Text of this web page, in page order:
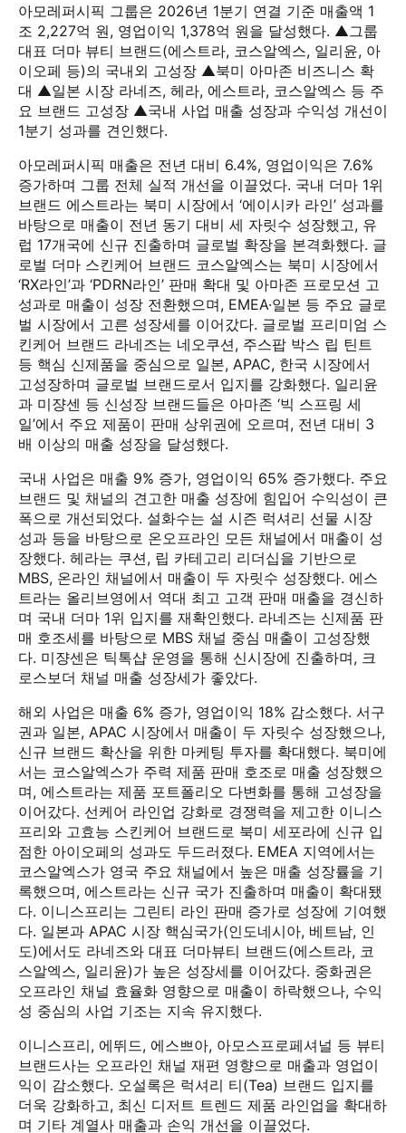
아모레퍼시픽 그룹은 2026년 1분기 연결 기준 매출액 1
조 2,227억 원, 영업이익 1,378억 원을 달성했다. ▲그룹
대표 더마 뷰티 브랜드(에스트라, 코스알엑스, 일리윤, 아
이오페 등)의 국내외 고성장 ▲북미 아마존 비즈니스 확
대 ▲일본 시장 라네즈, 헤라, 에스트라, 코스알엑스 등 주
요 브랜드 고성장 ▲국내 사업 매출 성장과 수익성 개선이
1분기 성과를 견인했다.
아모레퍼시픽 매출은 전년 대비 6.4%, 영업이익은 7.6%
증가하며 그룹 전체 실적 개선을 이끌었다. 국내 더마 1위
브랜드 에스트라는 북미 시장에서 ‘에이시카 라인’ 성과를
바탕으로 매출이 전년 동기 대비 세 자릿수 성장했고, 유
럽 17개국에 신규 진출하며 글로벌 확장을 본격화했다. 글
로벌 더마 스킨케어 브랜드 코스알엑스는 북미 시장에서
‘RX라인’과 ‘PDRN라인’ 판매 확대 및 아마존 프로모션 고
성과로 매출이 성장 전환했으며, EMEA·일본 등 주요 글로
벌 시장에서 고른 성장세를 이어갔다. 글로벌 프리미엄 스
킨케어 브랜드 라네즈는 네오쿠션, 주스팝 박스 립 틴트
등 핵심 신제품을 중심으로 일본, APAC, 한국 시장에서
고성장하며 글로벌 브랜드로서 입지를 강화했다. 일리윤
과 미쟝센 등 신성장 브랜드들은 아마존 ‘빅 스프링 세
일’에서 주요 제품이 판매 상위권에 오르며, 전년 대비 3
배 이상의 매출 성장을 달성했다.
국내 사업은 매출 9% 증가, 영업이익 65% 증가했다. 주요
브랜드 및 채널의 견고한 매출 성장에 힘입어 수익성이 큰
폭으로 개선되었다. 설화수는 설 시즌 럭셔리 선물 시장
성과 등을 바탕으로 온오프라인 모든 채널에서 매출이 성
장했다. 헤라는 쿠션, 립 카테고리 리더십을 기반으로
MBS, 온라인 채널에서 매출이 두 자릿수 성장했다. 에스
트라는 올리브영에서 역대 최고 고객 판매 매출을 경신하
며 국내 더마 1위 입지를 재확인했다. 라네즈는 신제품 판
매 호조세를 바탕으로 MBS 채널 중심 매출이 고성장했
다. 미쟝센은 틱톡샵 운영을 통해 신시장에 진출하며, 크
로스보더 채널 매출 성장세가 좋았다.
해외 사업은 매출 6% 증가, 영업이익 18% 감소했다. 서구
권과 일본, APAC 시장에서 매출이 두 자릿수 성장했으나,
신규 브랜드 확산을 위한 마케팅 투자를 확대했다. 북미에
서는 코스알엑스가 주력 제품 판매 호조로 매출 성장했으
며, 에스트라는 제품 포트폴리오 다변화를 통해 고성장을
이어갔다. 선케어 라인업 강화로 경쟁력을 제고한 이니스
프리와 고효능 스킨케어 브랜드로 북미 세포라에 신규 입
점한 아이오페의 성과도 두드러졌다. EMEA 지역에서는
코스알엑스가 영국 주요 채널에서 높은 매출 성장률을 기
록했으며, 에스트라는 신규 국가 진출하며 매출이 확대됐
다. 이니스프리는 그린티 라인 판매 증가로 성장에 기여했
다. 일본과 APAC 시장 핵심국가(인도네시아, 베트남, 인
도)에서도 라네즈와 대표 더마뷰티 브랜드(에스트라, 코
스알엑스, 일리윤)가 높은 성장세를 이어갔다. 중화권은
오프라인 채널 효율화 영향으로 매출이 하락했으나, 수익
성 중심의 사업 기조는 지속 유지했다.
이니스프리, 에뛰드, 에스쁘아, 아모스프로페셔널 등 뷰티
브랜드사는 오프라인 채널 재편 영향으로 매출과 영업이
익이 감소했다. 오설록은 럭셔리 티(Tea) 브랜드 입지를
더욱 강화하고, 최신 디저트 트렌드 제품 라인업을 확대하
며 기타 계열사 매출과 손익 개선을 이끌었다.